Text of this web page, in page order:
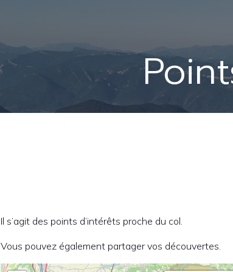
Il s’agit des points d’intérêts proche du col.
Vous pouvez également partager vos découvertes.